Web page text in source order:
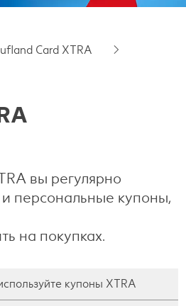
Card XTRA
вы регулярно
персональные купоны,
на покупках.
купоны XTRA